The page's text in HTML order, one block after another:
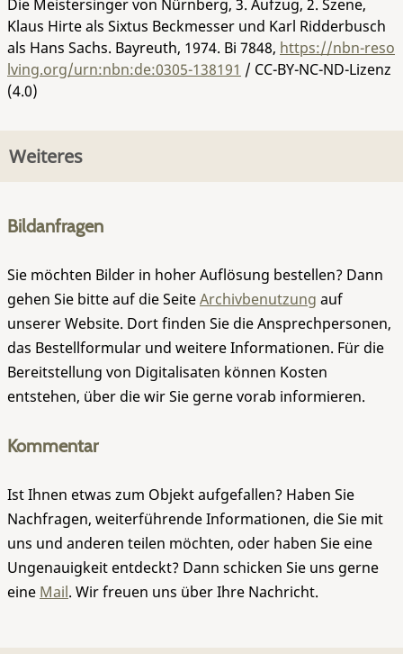
Die Meistersinger von Nürnberg, 3. Aufzug, 2. Szene,
Klaus Hirte als Sixtus Beckmesser und Karl Ridderbusch
als Hans Sachs. Bayreuth, 1974. Bi 7848, https://nbn-reso
lving.org/urn:nbn:de:0305-138191 / CC-BY-NC-ND-Lizenz
(4.0)
Weiteres
Bildanfragen
Sie möchten Bilder in hoher Auflösung bestellen? Dann
gehen Sie bitte auf die SeiteArchivbenutzung auf
unserer Website. Dort finden Sie die Ansprechpersonen,
das Bestellformular und weitere Informationen. Für die
Bereitstellung von Digitalisaten können Kosten
entstehen, über die wir Sie gerne vorab informieren.
Kommentar
Ist Ihnen etwas zum Objekt aufgefallen? Haben Sie
Nachfragen, weiterführende Informationen, die Sie mit
uns und anderen teilen möchten, oder haben Sie eine
Ungenauigkeit entdeckt? Dann schicken Sie uns gerne
eine Mail. Wir freuen uns über Ihre Nachricht.